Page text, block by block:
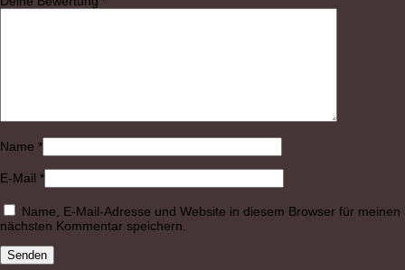
Name *
E-Mail *
Name, E-Mail-Adresse und Website in diesem Browser für meinen
nächsten Kommentar speichern.